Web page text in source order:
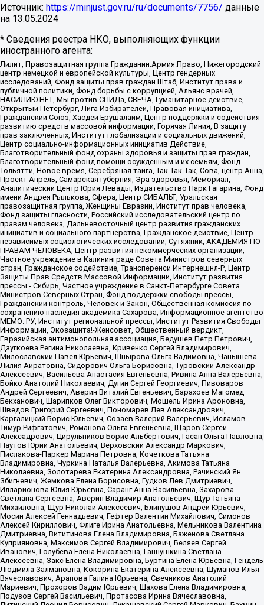
Источник: https://minjust.gov.ru/ru/documents/7756/ данные
на 13.05.2024
* Сведения реестра НКО, выполняющих функции
иностранного агента:
Лилит, Правозащитная группа Гражданин.Армия.Право, Нижегородский
центр немецкой и европейской культуры, Центр гендерных
исследований, Фонд защиты прав граждан Штаб, Институт права и
публичной политики, Фонд борьбы с коррупцией, Альянс врачей,
НАСИЛИЮ.НЕТ, Мы против СПИДа, СВЕЧА, Гуманитарное действие,
Открытый Петербург, Лига Избирателей, Правовая инициатива,
Гражданский Союз, Хасдей Ерушалаим, Центр поддержки и содействия
развитию средств массовой информации, Горячая Линия, В защиту
прав заключенных, Институт глобализации и социальных движений,
Центр социально-информационных инициатив Действие,
Благотворительный фонд охраны здоровья и защиты прав граждан,
Благотворительный фонд помощи осужденным и их семьям, Фонд
Тольятти, Новое время, Серебряная тайга, Так-Так-Так, Сова, центр Анна,
Проект Апрель, Самарская губерния, Эра здоровья, Мемориал,
Аналитический Центр Юрия Левады, Издательство Парк Гагарина, Фонд
имени Андрея Рылькова, Сфера, Центр СИБАЛЬТ, Уральская
правозащитная группа, Женщины Евразии, Институт прав человека,
Фонд защиты гласности, Российский исследовательский центр по
правам человека, Дальневосточный центр развития гражданских
инициатив и социального партнерства, Гражданское действие, Центр
независимых социологических исследований, Сутяжник, АКАДЕМИЯ ПО
ПРАВАМ ЧЕЛОВЕКА, Центр развития некоммерческих организаций,
Частное учреждение в Калининграде Совета Министров северных
стран, Гражданское содействие, Трансперенси Интернешнл-Р, Центр
Защиты Прав Средств Массовой Информации, Институт развития
прессы - Сибирь, Частное учреждение в Санкт-Петербурге Совета
Министров Северных Стран, Фонд поддержки свободы прессы,
Гражданский контроль, Человек и Закон, Общественная комиссия по
сохранению наследия академика Сахарова, Информационное агентство
МЕМО. РУ, Институт региональной прессы, Институт Развития Свободы
Информации, Экозащита!-Женсовет, Общественный вердикт,
Евразийская антимонопольная ассоциация, Бедушев Петр Петрович,
Дзугкоева Регина Николаевна, Кривенко Сергей Владимирович,
Милославский Павел Юрьевич, Шнырова Ольга Вадимовна, Чанышева
Лилия Айратовна, Сидорович Ольга Борисовна, Туровский Александр
Алексеевич, Васильева Анастасия Евгеньевна, Ривина Анна Валерьевна,
Бойко Анатолий Николаевич, Дугин Сергей Георгиевич, Пивоваров
Андрей Сергеевич, Аверин Виталий Евгеньевич, Барахоев Магомед
Бекханович, Шарипков Олег Викторович, Мошель Ирина Ароновна,
Шведов Григорий Сергеевич, Пономарев Лев Александрович,
Каргалицкий Борис Юльевич, Созаев Валерий Валерьевич, Исламов
Тимур Рифгатович, Романова Ольга Евгеньевна, Щаров Сергей
Алексадрович, Цирульников Борис Альбертович, Гасан Ольга Павловна,
Паутов Юрий Анатольевич, Верховский Александр Маркович,
Пислакова-Паркер Марина Петровна, Кочеткова Татьяна
Владимировна, Чуркина Наталья Валерьевна, Акимова Татьяна
Николаевна, Золотарева Екатерина Александровна, Рачинский Ян
Збигневич, Жемкова Елена Борисовна, Гудков Лев Дмитриевич,
Илларионова Юлия Юрьевна, Саранг Анна Васильевна, Захарова
Светлана Сергеевна, Аверин Владимир Анатольевич, Щур Татьяна
Михайловна, Щур Николай Алексеевич, Блинушов Андрей Юрьевич,
Мосин Алексей Геннадьевич, Гефтер Валентин Михайлович, Симонов
Алексей Кириллович, Флиге Ирина Анатольевна, Мельникова Валентина
Дмитриевна, Вититинова Елена Владимировна, Баженова Светлана
Куприяновна, Максимов Сергей Владимирович, Беляев Сергей
Иванович, Голубева Елена Николаевна, Ганнушкина Светлана
Алексеевна, Закс Елена Владимировна, Буртина Елена Юрьевна, Гендель
Людмила Залмановна, Кокорина Екатерина Алексеевна, Шуманов Илья
Вячеславович, Арапова Галина Юрьевна, Свечников Анатолий
Мариевич, Прохоров Вадим Юрьевич, Шахова Елена Владимировна,
Подузов Сергей Васильевич, Протасова Ирина Вячеславовна,